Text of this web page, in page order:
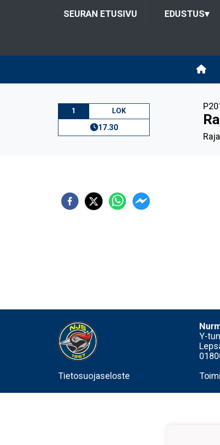
SEURAN ETUSIVU EDUSTUS▾
1 LOK
17.30
Tietosuojaseloste
Y-